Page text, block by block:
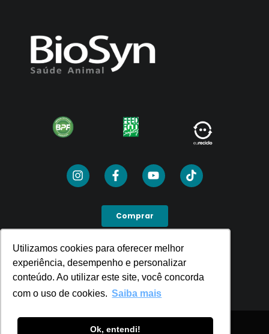
Utilizamos cookies para oferecer melhor
experiência, desempenho e personalizar
conteúdo. Ao utilizar este site, você concorda
com o uso de cookies. Saiba mais
Ok, entendi!
Utilizamos cookies para oferecer melhor
experiência, desempenho e personalizar
conteúdo. Ao utilizar este site, você concorda
com o uso de cookies. Saiba mais
Ok, entendi!
Comprar
SEJA UM PDV
Política de Privacidade